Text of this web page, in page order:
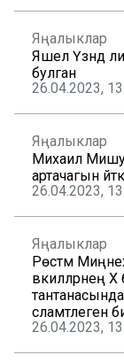
Яңалыклар
Яшел Үзәндә
булган
26.04.2023,
Яңалыклар
Михаил
артачагын
26.04.2023,
Яңалыклар
Рөстәм
вәкилләрнең
26.04.2023,